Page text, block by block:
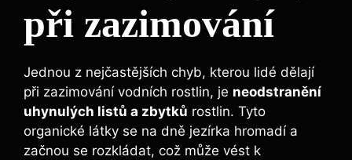
při zazimování
Jednou z nejčastějších chyb, kterou lidé dělají
při zazimování vodních rostlin, je neodstranění
uhynulých listů a zbytků rostlin. Tyto
organické látky se na dně jezírka hromadí a
začnou se rozkládat, což může vést k